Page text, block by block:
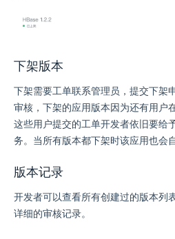
下架版本
下架需要工单联系管理员，提交下架
审核，下架的应用版本因为还有用户
这些用户提交的工单开发者依旧要给
务。当所有版本都下架时该应用也会
版本记录
开发者可以查看所有创建过的版本列
详细的审核记录。